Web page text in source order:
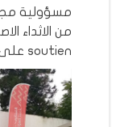
مسؤولية
soutien على سيدات تعافين من سرطان الثدي (صور)